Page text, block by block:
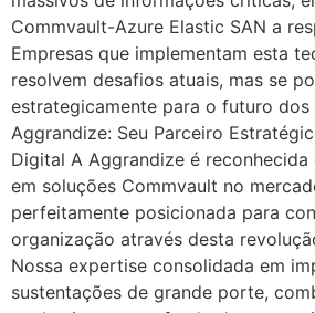
Commvault-Azure Elastic SAN a
Empresas que implementam esta
resolvem desafios atuais, mas se
estrategicamente para o futuro
Aggrandize: Seu Parceiro
Digital A Aggrandize é
em soluções Commvault no
perfeitamente posicionada para
organização através desta
Nossa expertise consolidada em
sustentações de grande porte,